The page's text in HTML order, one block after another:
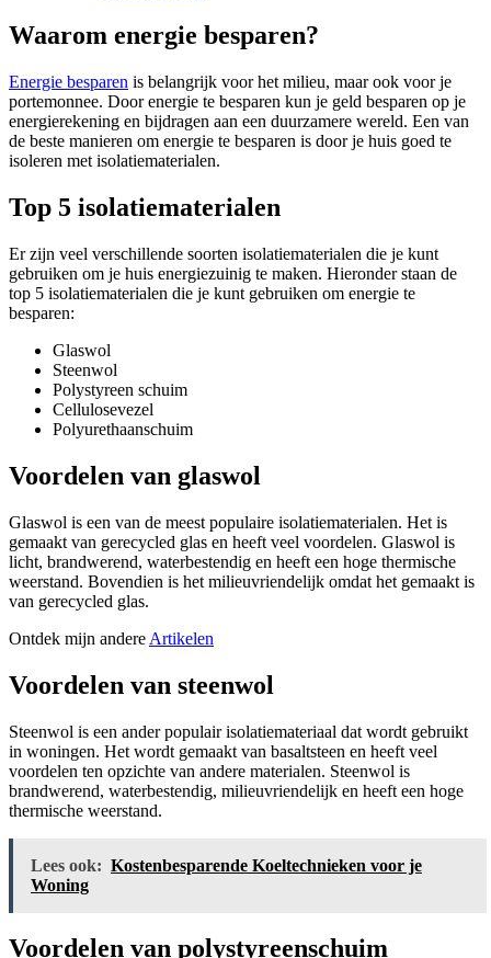
Waarom energie besparen?
Energie besparen is belangrijk voor het milieu, maar ook voor je
portemonnee. Door energie te besparen kun je geld besparen op je
energierekening en bijdragen aan een duurzamere wereld. Een van
de beste manieren om energie te besparen is door je huis goed te
isoleren met isolatiematerialen.
Top 5 isolatiematerialen
Er zijn veel verschillende soorten isolatiematerialen die je kunt
gebruiken om je huis energiezuinig te maken. Hieronder staan de
top 5 isolatiematerialen die je kunt gebruiken om energie te
besparen:
Glaswol
Steenwol
Polystyreen schuim
Cellulosevezel
Polyurethaanschuim
Voordelen van glaswol
Glaswol is een van de meest populaire isolatiematerialen. Het is
gemaakt van gerecycled glas en heeft veel voordelen. Glaswol is
licht, brandwerend, waterbestendig en heeft een hoge thermische
weerstand. Bovendien is het milieuvriendelijk omdat het gemaakt is
van gerecycled glas.
Ontdek mijn andere Artikelen
Voordelen van steenwol
Steenwol is een ander populair isolatiemateriaal dat wordt gebruikt
in woningen. Het wordt gemaakt van basaltsteen en heeft veel
voordelen ten opzichte van andere materialen. Steenwol is
brandwerend, waterbestendig, milieuvriendelijk en heeft een hoge
thermische weerstand.
Lees ook: Kostenbesparende Koeltechnieken voor je
Woning
Voordelen van polystyreenschuim